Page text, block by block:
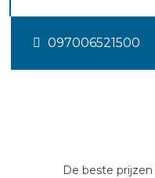
097006521500
De beste